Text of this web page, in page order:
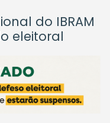
do IBRAM
eleitoral